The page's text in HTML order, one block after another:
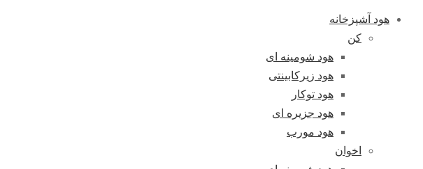
هود آشپزخانه
کن
هود شومینه ای
هود زیرکابینتی
هود توکار
هود جزیره ای
هود مورب
اخوان